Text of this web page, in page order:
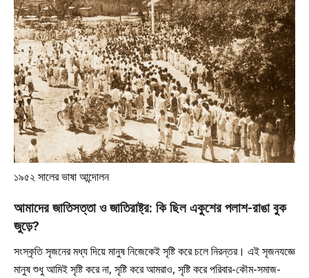
১৯৫২ সালের ভাষা আন্দোলন
আমাদের জাতিসত্তা ও জাতিরাষ্ট্র: কি ছিল একুশের পলাশ-রাঙা বুক
জুড়ে?
সংস্কৃতি সৃজনের মধ্য দিয়ে মানুষ নিজেকেই সৃষ্টি করে চলে নিরন্তর। এই সৃজনযজ্ঞে
মানুষ শুধু আমিই সৃষ্টি করে না, সৃষ্টি করে আমরাও, সৃষ্টি করে পরিবার-কৌম-সমাজ-